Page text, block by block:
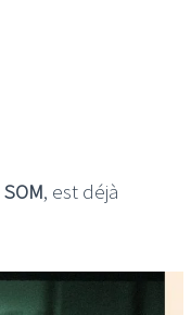
SOM, est déjà